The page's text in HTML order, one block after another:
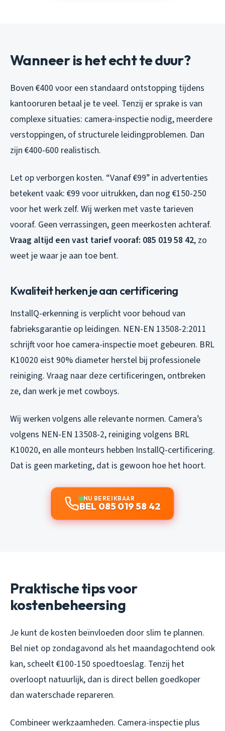
Wanneer is het echt te duur?
Boven €400 voor een standaard ontstopping tijdens
kantooruren betaal je te veel. Tenzij er sprake is van
complexe situaties: camera-inspectie nodig, meerdere
verstoppingen, of structurele leidingproblemen. Dan
zijn €400-600 realistisch.
Let op verborgen kosten. “Vanaf €99” in advertenties
betekent vaak: €99 voor uitrukken, dan nog €150-250
voor het werk zelf. Wij werken met vaste tarieven
vooraf. Geen verrassingen, geen meerkosten achteraf.
Vraag altijd een vast tarief vooraf: 085 019 58 42, zo
weet je waar je aan toe bent.
Kwaliteit herken je aan certificering
InstallQ-erkenning is verplicht voor behoud van
fabrieksgarantie op leidingen. NEN-EN 13508-2:2011
schrijft voor hoe camera-inspectie moet gebeuren. BRL
K10020 eist 90% diameter herstel bij professionele
reiniging. Vraag naar deze certificeringen, ontbreken
ze, dan werk je met cowboys.
Wij werken volgens alle relevante normen. Camera’s
volgens NEN-EN 13508-2, reiniging volgens BRL
K10020, en alle monteurs hebben InstallQ-certificering.
Dat is geen marketing, dat is gewoon hoe het hoort.
NU BEREIKBAAR
BEL 085 019 58 42
Praktische tips voor
kostenbeheersing
Je kunt de kosten beïnvloeden door slim te plannen.
Bel niet op zondagavond als het maandagochtend ook
kan, scheelt €100-150 spoedtoeslag. Tenzij het
overloopt natuurlijk, dan is direct bellen goedkoper
dan waterschade repareren.
Combineer werkzaamheden. Camera-inspectie plus